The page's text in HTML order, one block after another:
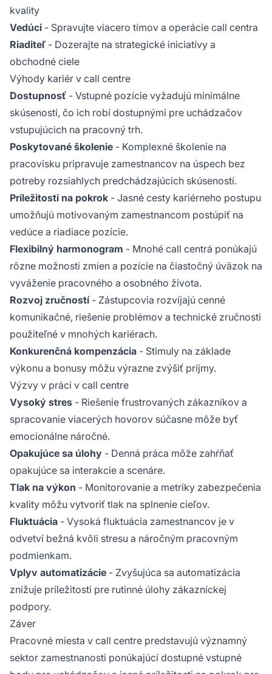
kvality
Vedúci - Spravujte viacero tímov a operácie call centra
Riaditeľ - Dozerajte na strategické iniciatívy a
obchodné ciele
Výhody kariér v call centre
Dostupnosť - Vstupné pozície vyžadujú minimálne
skúsenosti, čo ich robí dostupnými pre uchádzačov
vstupujúcich na pracovný trh.
Poskytované školenie - Komplexné školenie na
pracovisku pripravuje zamestnancov na úspech bez
potreby rozsiahlych predchádzajúcich skúseností.
Príležitosti na pokrok - Jasné cesty kariérneho postupu
umožňujú motivovaným zamestnancom postúpiť na
vedúce a riadiace pozície.
Flexibilný harmonogram - Mnohé call centrá ponúkajú
rôzne možnosti zmien a pozície na čiastočný úväzok na
vyváženie pracovného a osobného života.
Rozvoj zručností- Zástupcovia rozvíjajú cenné
komunikačné, riešenie problémov a technické zručnosti
použiteľné v mnohých kariérach.
Konkurenčná kompenzácia - Stimuly na základe
výkonu a bonusy môžu výrazne zvýšiť príjmy.
Výzvy v práci v call centre
Vysoký stres - Riešenie frustrovaných zákazníkov a
spracovanie viacerých hovorov súčasne môže byť
emocionálne náročné.
Opakujúce sa úlohy - Denná práca môže zahŕňať
opakujúce sa interakcie a scenáre.
Tlak na výkon - Monitorovanie a metriky zabezpečenia
kvality môžu vytvoriť tlak na splnenie cieľov.
Fluktuácia - Vysoká fluktuácia zamestnancov je v
odvetví bežná kvôli stresu a náročným pracovným
podmienkam.
Vplyv automatizácie - Zvyšujúca sa automatizácia
znižuje príležitosti pre rutinné úlohy zákazníckej
podpory.
Záver
Pracovné miesta v call centre predstavujú významný
sektor zamestnanosti ponúkajúci dostupné vstupné